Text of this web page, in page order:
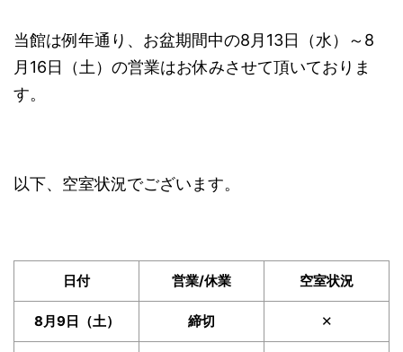
当館は例年通り、お盆期間中の8月13日（水）～8
月16日（土）の営業はお休みさせて頂いておりま
す。
以下、空室状況でございます。
日付 営業/休業 空室状況
8月9日（土） 締切 ✕